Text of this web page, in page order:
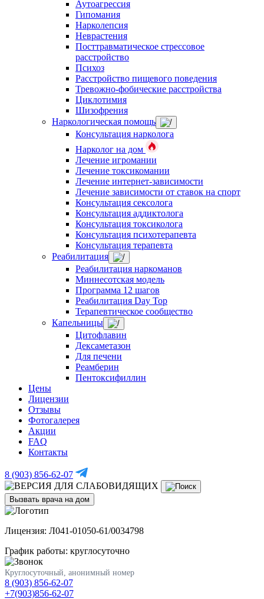
Аутоагрессия
Гипомания
Нарколепсия
Неврастения
Посттравматическое стрессовое
расстройство
Психоз
Расстройство пищевого поведения
Тревожно-фобические расстройства
Циклотимия
Шизофрения
Наркологическая помощь
Консультация нарколога
Нарколог на дом
Лечение игромании
Лечение токсикомании
Лечение интернет-зависимости
Лечение зависимости от ставок на спорт
Консультация сексолога
Консультация аддиктолога
Консультация токсиколога
Консультация психотерапевта
Консультация терапевта
Реабилитация
Реабилитация наркоманов
Миннесотская модель
Программа 12 шагов
Реабилитация Day Top
Терапевтическое сообщество
Капельницы
Цитофлавин
Дексаметазон
Для печени
Реамберин
Пентоксифиллин
Цены
Лицензии
Отзывы
Фотогалерея
Акции
FAQ
Контакты
8 (903) 856-62-07
Вызвать врача на дом
Лицензия: Л041-01050-61/0034798
График работы: круглосуточно
Круглосуточный, анонимный номер
8 (903) 856-62-07
+7(903)856-62-07